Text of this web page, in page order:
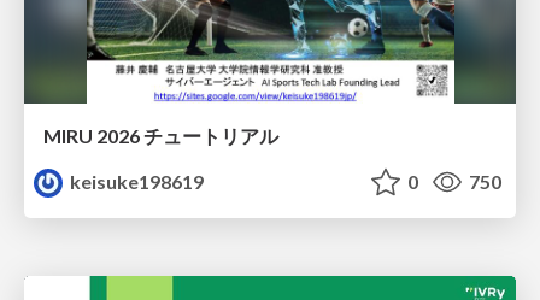
MIRU 2026 チュートリアル
keisuke198619
0 750